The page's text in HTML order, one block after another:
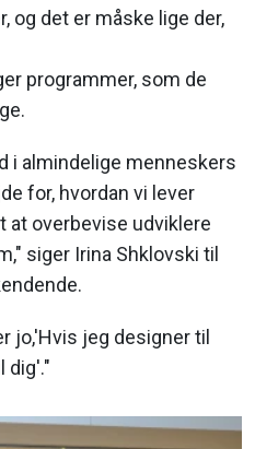
og det er måske lige der,
programmer, som de
i almindelige menneskers
for, hvordan vi lever
at overbevise udviklere
siger Irina Shklovski til
jo,'Hvis jeg designer til
dig'."